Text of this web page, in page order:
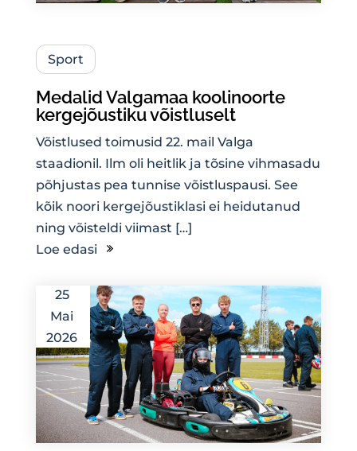
Sport
Medalid Valgamaa koolinoorte
kergejõustiku võistluselt
Võistlused toimusid 22. mail Valga
staadionil. Ilm oli heitlik ja tõsine vihmasadu
põhjustas pea tunnise võistluspausi. See
kõik noori kergejõustiklasi ei heidutanud
ning võisteldi viimast […]
Loe edasi
25
Mai
2026